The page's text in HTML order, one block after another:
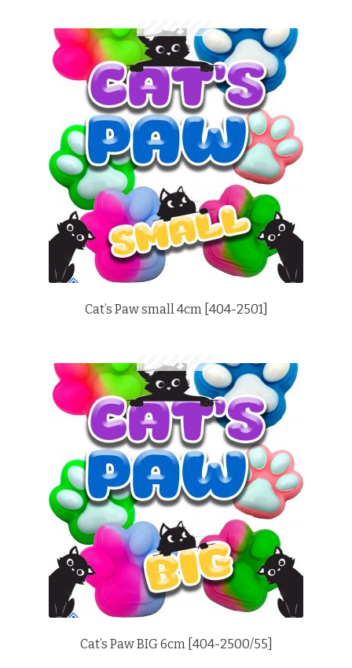
Cat’s Paw small 4cm [404-2501]
Cat’s Paw BIG 6cm [404-2500/55]